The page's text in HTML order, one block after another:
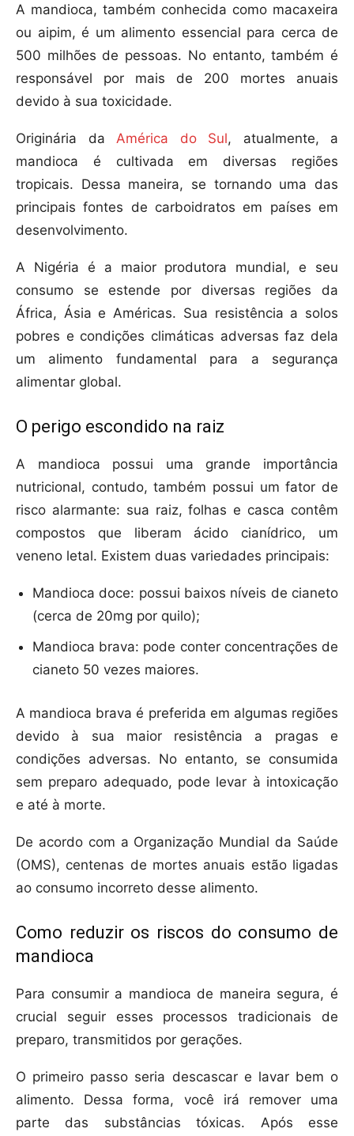
A mandioca, também conhecida como macaxeira
ou aipim, é um alimento essencial para cerca de
500 milhões de pessoas. No entanto, também é
responsável por mais de 200 mortes anuais
devido à sua toxicidade.
Originária da América do Sul, atualmente, a
mandioca é cultivada em diversas regiões
tropicais. Dessa maneira, se tornando uma das
principais fontes de carboidratos em países em
desenvolvimento.
A Nigéria é a maior produtora mundial, e seu
consumo se estende por diversas regiões da
África, Ásia e Américas. Sua resistência a solos
pobres e condições climáticas adversas faz dela
um alimento fundamental para a segurança
alimentar global.
O perigo escondido na raiz
A mandioca possui uma grande importância
nutricional, contudo, também possui um fator de
risco alarmante: sua raiz, folhas e casca contêm
compostos que liberam ácido cianídrico, um
veneno letal. Existem duas variedades principais:
Mandioca doce: possui baixos níveis de cianeto
(cerca de 20mg por quilo);
Mandioca brava: pode conter concentrações de
cianeto 50 vezes maiores.
A mandioca brava é preferida em algumas regiões
devido à sua maior resistência a pragas e
condições adversas. No entanto, se consumida
sem preparo adequado, pode levar à intoxicação
e até à morte.
De acordo com a Organização Mundial da Saúde
(OMS), centenas de mortes anuais estão ligadas
ao consumo incorreto desse alimento.
Como reduzir os riscos do consumo de
mandioca
Para consumir a mandioca de maneira segura, é
crucial seguir esses processos tradicionais de
preparo, transmitidos por gerações.
O primeiro passo seria descascar e lavar bem o
alimento. Dessa forma, você irá remover uma
parte das substâncias tóxicas. Após esse